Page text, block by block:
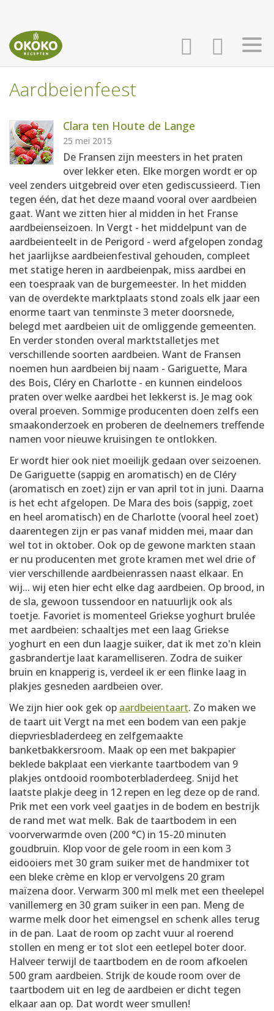
AANMELDEN
HOME
RECEPTEN
WEEKMENU'S
KOOKBOEKEN
Aardbeienfeest
Clara ten Houte de Lange
25 mei 2015
De Fransen zijn meesters in het praten
over lekker eten. Elke morgen wordt er op
veel zenders uitgebreid over eten gediscussieerd. Tien
tegen één, dat het deze maand vooral over aardbeien
gaat. Want we zitten hier al midden in het Franse
aardbeienseizoen. In Vergt - het middelpunt van de
aardbeienteelt in de Perigord - werd afgelopen zondag
het jaarlijkse aardbeienfestival gehouden, compleet
met statige heren in aardbeienpak, miss aardbei en
een toespraak van de burgemeester. In het midden
van de overdekte marktplaats stond zoals elk jaar een
enorme taart van tenminste 3 meter doorsnede,
belegd met aardbeien uit de omliggende gemeenten.
En verder stonden overal marktstalletjes met
verschillende soorten aardbeien. Want de Fransen
noemen hun aardbeien bij naam - Gariguette, Mara
des Bois, Cléry en Charlotte - en kunnen eindeloos
praten over welke aardbei het lekkerst is. Je mag ook
overal proeven. Sommige producenten doen zelfs een
smaakonderzoek en proberen de deelnemers treffende
namen voor nieuwe kruisingen te ontlokken.
Er wordt hier ook niet moeilijk gedaan over seizoenen.
De Gariguette (sappig en aromatisch) en de Cléry
(aromatisch en zoet) zijn er van april tot in juni. Daarna
is het echt afgelopen. De Mara des bois (sappig, zoet
en heel aromatisch) en de Charlotte (vooral heel zoet)
daarentegen zijn er pas vanaf midden mei, maar dan
wel tot in oktober. Ook op de gewone markten staan
er nu producenten met grote kramen met wel drie of
vier verschillende aardbeienrassen naast elkaar. En
wij... wij eten hier echt elke dag aardbeien. Op brood, in
de sla, gewoon tussendoor en natuurlijk ook als
toetje. Favoriet is momenteel Griekse yoghurt brulée
met aardbeien: schaaltjes met een laag Griekse
yoghurt en een dun laagje suiker, dat ik met zo'n klein
gasbrandertje laat karamelliseren. Zodra de suiker
bruin en knapperig is, verdeel ik er een flinke laag in
plakjes gesneden aardbeien over.
We zijn hier ook gek op aardbeientaart. Zo maken we
de taart uit Vergt na met een bodem van een pakje
diepvriesbladerdeeg en zelfgemaakte
banketbakkersroom. Maak op een met bakpapier
beklede bakplaat een vierkante taartbodem van 9
plakjes ontdooid roomboterbladerdeeg. Snijd het
laatste plakje deeg in 12 repen en leg deze op de rand.
Prik met een vork veel gaatjes in de bodem en bestrijk
de rand met wat melk. Bak de taartbodem in een
voorverwarmde oven (200 °C) in 15-20 minuten
goudbruin. Klop voor de gele room in een kom 3
eidooiers met 30 gram suiker met de handmixer tot
een bleke crème en klop er vervolgens 20 gram
maïzena door. Verwarm 300 ml melk met een theelepel
vanillemerg en 30 gram suiker in een pan. Meng de
warme melk door het eimengsel en schenk alles terug
in de pan. Laat de room op zacht vuur al roerend
stollen en meng er tot slot een eetlepel boter door.
Halveer terwijl de taartbodem en de room afkoelen
500 gram aardbeien. Strijk de koude room over de
taartbodem uit en leg de aardbeien er dicht tegen
elkaar aan op. Dat wordt weer smullen!